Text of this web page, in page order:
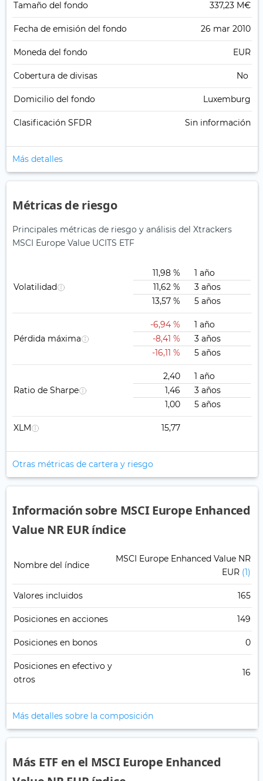
Tamaño del fondo 337,23 M€
Fecha de emisión del fondo 26 mar 2010
Moneda del fondo EUR
Cobertura de divisas No
Domicilio del fondo Luxemburg
Clasificación SFDR Sin información
Más detalles
Métricas de riesgo
Principales métricas de riesgo y análisis del Xtrackers
MSCI Europe Value UCITS ETF
Volatilidad
11,98 %
1 año
11,62 %
3 años
13,57 %
5 años
Pérdida máxima
-6,94 %
1 año
-8,41 %
3 años
-16,11 %
5 años
Ratio de Sharpe
2,40
1 año
1,46
3 años
1,00
5 años
XLM 15,77
Otras métricas de cartera y riesgo
Información sobre MSCI Europe Enhanced
Value NR EUR índice
Nombre del índice
MSCI Europe Enhanced Value NR
EUR (1)
Valores incluidos 165
Posiciones en acciones 149
Posiciones en bonos 0
Posiciones en efectivo y
otros
16
Más detalles sobre la composición
Más ETF en el MSCI Europe Enhanced